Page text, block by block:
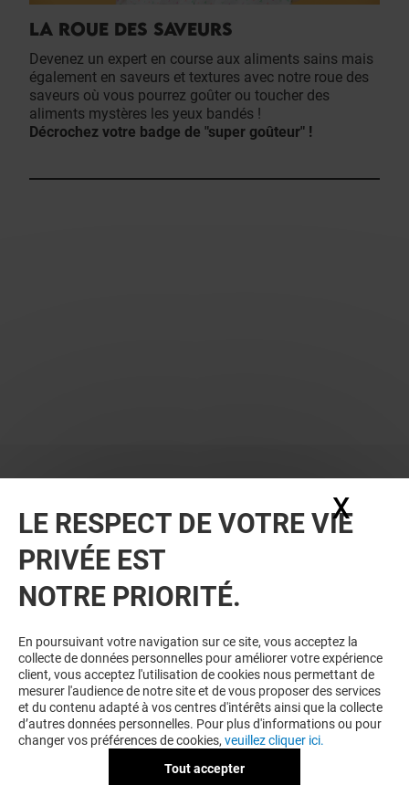
LA ROUE DES SAVEURS
Devenez un expert en course aux aliments sains mais
également en saveurs et textures avec notre roue des
saveurs où vous pourrez goûter ou toucher des
aliments mystères les yeux bandés !
Décrochez votre badge de "super goûteur" !
LE RESPECT DE VOTRE VIE
PRIVÉE EST
NOTRE PRIORITÉ.
En poursuivant votre navigation sur ce site, vous acceptez la
collecte de données personnelles pour améliorer votre expérience
client, vous acceptez l'utilisation de cookies nous permettant de
mesurer l'audience de notre site et de vous proposer des services
et du contenu adapté à vos centres d'intérêts ainsi que la collecte
d’autres données personnelles. Pour plus d'informations ou pour
changer vos préférences de cookies, veuillez cliquer ici.
Tout accepter
X